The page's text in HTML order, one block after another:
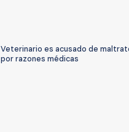
Veterinario es acusado de
por razones médicas